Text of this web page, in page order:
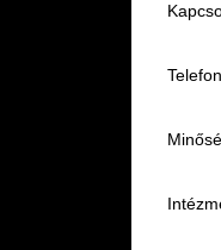
EHÖK
Origó
HASIT
Neptun